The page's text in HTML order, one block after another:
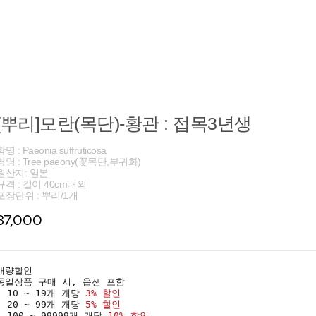
리]모란(목단)-황관 : 접목3년생
명 : Paeonia suffruticosa
명 : Tree paeony(꽃목단,부귀화)
산지: 일본
격 : 길이 40cm내외
장단위 : 뿌리/1개
량할인
일상품 구매 시, 옵션 포함
10 ~ 19개 개당 3% 할인
20 ~ 99개 개당 5% 할인